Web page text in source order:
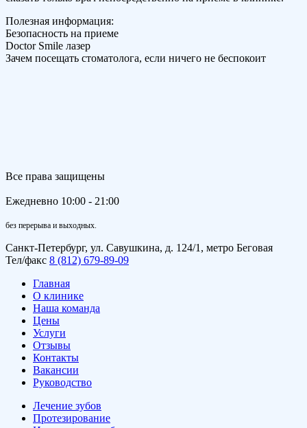
Полезная информация:
Безопасность на приеме
Doctor Smile лазер
Зачем посещать стоматолога, если ничего не беспокоит
Все права защищены
Ежедневно 10:00 - 21:00
без перерыва и выходных.
Санкт-Петербург, ул. Савушкина, д. 124/1, метро Беговая
Тел/факс 8 (812) 679-89-09
Главная
О клинике
Наша команда
Цены
Услуги
Отзывы
Контакты
Вакансии
Руководство
Лечение зубов
Протезирование